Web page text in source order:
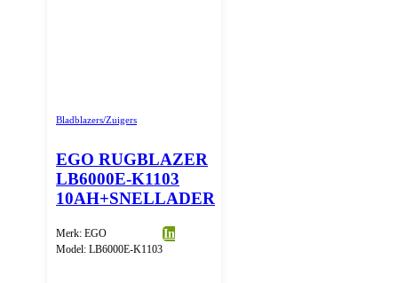
Bladblazers/Zuigers
EGO RUGBLAZER
LB6000E-K1103
10AH+SNELLADER
Merk: EGO
Model: LB6000E-K1103
In